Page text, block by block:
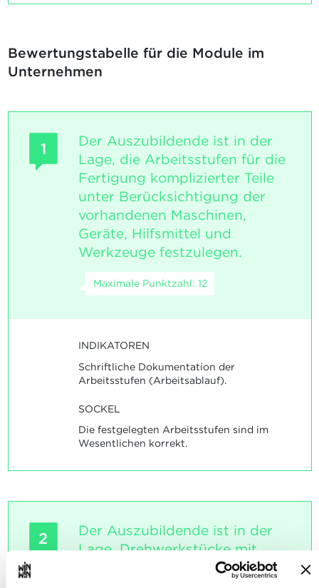
Bewertungstabelle für die Module im
Unternehmen
1
Der Auszubildende ist in der
Lage, die Arbeitsstufen für die
Fertigung komplizierter Teile
unter Berücksichtigung der
vorhandenen Maschinen,
Geräte, Hilfsmittel und
Werkzeuge festzulegen.
Maximale Punktzahl: 12
INDIKATOREN
Schriftliche Dokumentation der
Arbeitsstufen (Arbeitsablauf).
SOCKEL
Die festgelegten Arbeitsstufen sind im
Wesentlichen korrekt.
2
Der Auszubildende ist in der
Lage, Drehwerkstücke mit
zylindrischen Passungen,